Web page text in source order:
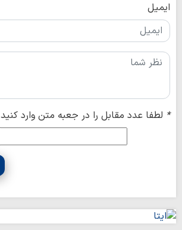
ایمیل
* لطفا عدد مقابل را در جعبه متن وارد کنید